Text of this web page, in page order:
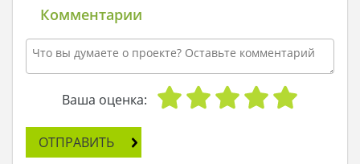
стоял на поляне, радуя его глаз. Дориан
мысленно заходил в особняк, попадал сначала
во встроенный гараж на первом этаже, затем
перемещался в гостиную, часть которой
служила столовой, усаживался за стол и просто
наслаждался тем, что находится здесь.
этаж. Здесь веяло покоем и расслаблением:
четыре двери вели в спальни. И каждая из них
Комментарии
Ваша оценка:
ОТПРАВИТЬ